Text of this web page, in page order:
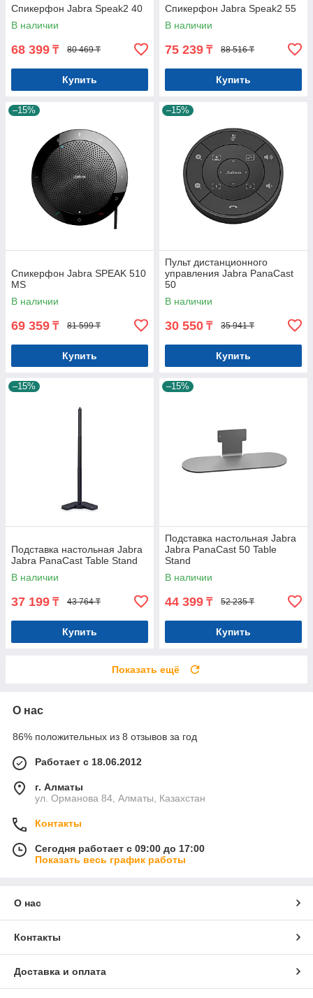
Спикерфон Jabra Speak2 40
В наличии
68 399 ₸ 80 469 ₸
Купить
Спикерфон Jabra Speak2 55
В наличии
75 239 ₸ 88 516 ₸
Купить
–15%
Спикерфон Jabra SPEAK 510
MS
В наличии
69 359 ₸ 81 599 ₸
Купить
–15%
Пульт дистанционного
управления Jabra PanaCast
50
В наличии
30 550 ₸ 35 941 ₸
Купить
–15%
Подставка настольная Jabra
Jabra PanaCast Table Stand
В наличии
37 199 ₸ 43 764 ₸
Купить
–15%
Подставка настольная Jabra
Jabra PanaCast 50 Table
Stand
В наличии
44 399 ₸ 52 235 ₸
Купить
Показать ещё
О нас
86% положительных из 8 отзывов за год
Работает с 18.06.2012
г. Алматы
ул. Орманова 84, Алматы, Казахстан
Контакты
Сегодня работает с 09:00 до 17:00
Показать весь график работы
О нас
Контакты
Доставка и оплата